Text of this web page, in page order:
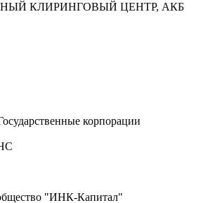
КЛИРИНГОВЫЙ ЦЕНТР, АКБ
корпорации
"ИНК-Капитал"